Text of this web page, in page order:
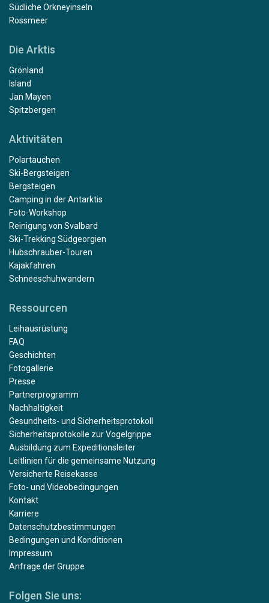
Südliche Orkneyinseln
Rossmeer
Die Arktis
Grönland
Island
Jan Mayen
Spitzbergen
Aktivitäten
Polartauchen
Ski-Bergsteigen
Bergsteigen
Camping in der Antarktis
Foto-Workshop
Reinigung von Svalbard
Ski-Trekking Südgeorgien
Hubschrauber-Touren
Kajakfahren
Schneeschuhwandern
Ressourcen
Leihausrüstung
FAQ
Geschichten
Fotogallerie
Presse
Partnerprogramm
Nachhaltigkeit
Gesundheits- und Sicherheitsprotokoll
Sicherheitsprotokolle zur Vogelgrippe
Ausbildung zum Expeditionsleiter
Leitlinien für die gemeinsame Nutzung
Versicherte Reisekasse
Foto- und Videobedingungen
Kontakt
Karriere
Datenschutzbestimmungen
Bedingungen und Konditionen
Impressum
Anfrage der Gruppe
Folgen Sie uns: